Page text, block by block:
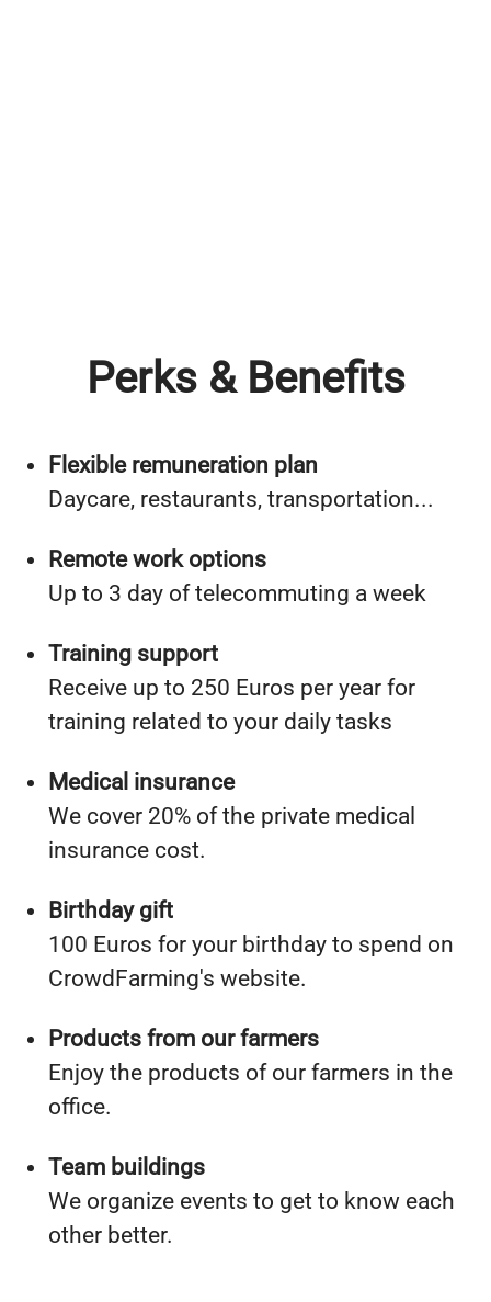
Perks & Benefits
Flexible remuneration plan
Daycare, restaurants, transportation...
Remote work options
Up to 3 day of telecommuting a week
Training support
Receive up to 250 Euros per year for
training related to your daily tasks
Medical insurance
We cover 20% of the private medical
insurance cost.
Birthday gift
100 Euros for your birthday to spend on
CrowdFarming's website.
Products from our farmers
Enjoy the products of our farmers in the
office.
Team buildings
We organize events to get to know each
other better.